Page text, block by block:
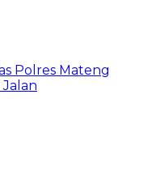
Polres Mateng